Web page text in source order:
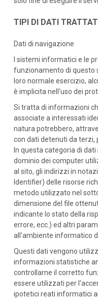
TIPI DI DATI
Dati di navigazione
I sistemi informatici e le
funzionamento di questo
loro normale esercizio,
è implicita nell'uso dei
Si tratta di informazioni
associate a interessati
natura potrebbero,
con dati detenuti da terzi,
In questa categoria di
dominio dei computer
al sito, gli indirizzi in
Identifier) delle risorse
metodo utilizzato nel
dimensione del file
indicante lo stato della
errore, ecc.) ed altri
all'ambiente informatico
Questi dati vengono
informazioni statistiche
controllarne il corretto
essere utilizzati per
ipotetici reati informatici